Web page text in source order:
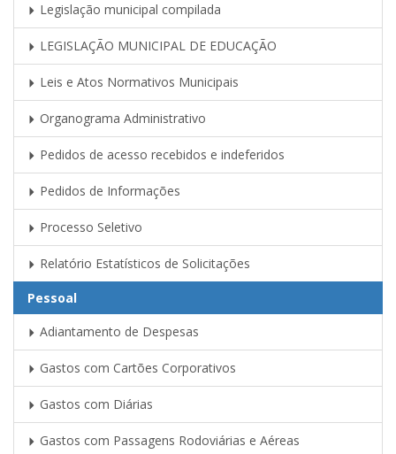
Legislação municipal compilada
LEGISLAÇÃO MUNICIPAL DE EDUCAÇÃO
Leis e Atos Normativos Municipais
Organograma Administrativo
Pedidos de acesso recebidos e indeferidos
Pedidos de Informações
Processo Seletivo
Relatório Estatísticos de Solicitações
Pessoal
Adiantamento de Despesas
Gastos com Cartões Corporativos
Gastos com Diárias
Gastos com Passagens Rodoviárias e Aéreas